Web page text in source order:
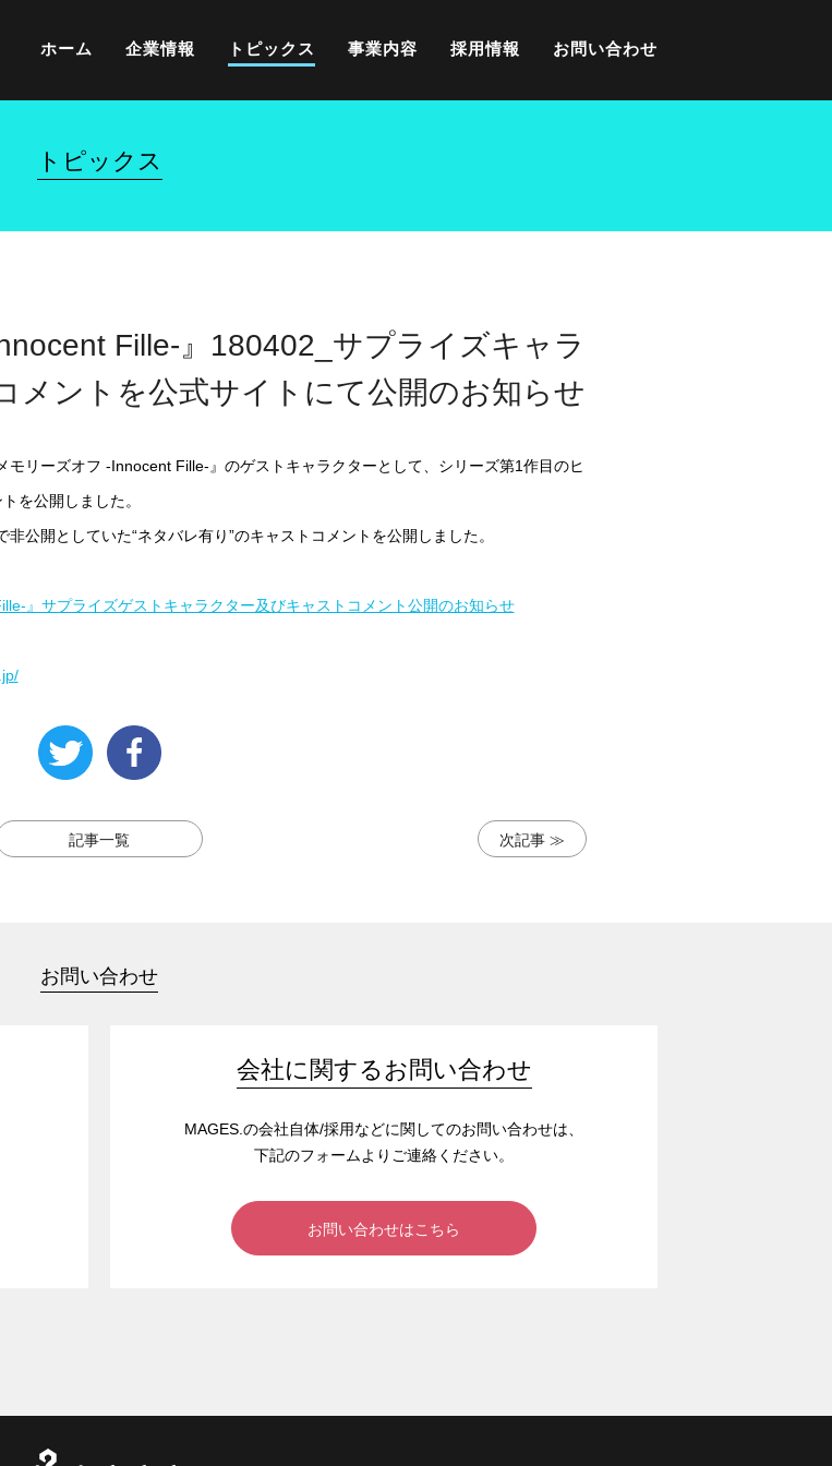
ホーム 企業情報 トピックス 事業内容 採用情報 お問い合わせ
トピックス
Fille-』180402_サプライズキャラ
メントを公式サイトにて公開のお知らせ
リーズオフ -Innocent Fille-』のゲストキャラクターとして、シリーズ第1作目のヒ
を公開しました。
公開としていた“ネタバレ有り”のキャストコメントを公開しました。
』サプライズゲストキャラクター及びキャストコメント公開のお知らせ
記事一覧 次記事 ≫
お問い合わせ
会社に関するお問い合わせ
MAGES.の会社自体/採用などに関してのお問い合わせは、
下記のフォームよりご連絡ください。
お問い合わせはこちら